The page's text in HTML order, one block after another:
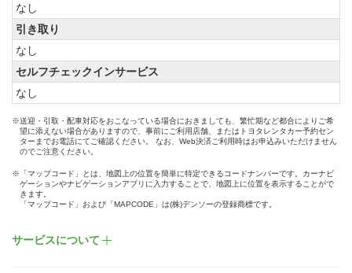
なし
引き取り
なし
セルフチェックインサービス
なし
※送迎・引取・配車対応をおこなっている場合におきましても、繁忙期など都合によりご希
望に添えない場合がありますので、事前にご利用店舗、またはトヨタレンタカー予約セン
ターまでお電話にてご確認ください。 なお、Web決済ご利用時はお申込みいただけません
のでご注意ください。
※「マップコード」とは、地図上の位置を簡単に特定できるコードナンバーです。カーナビ
ゲーションやナビゲーションアプリに入力することで、地図上に位置を表示することがで
きます。
「マップコード」および「MAPCODE」は(株)デンソーの登録商標です。
サービスについて